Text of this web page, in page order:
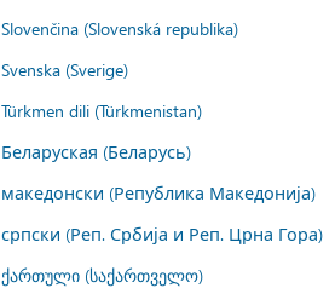
Slovenčina (Slovenská republika)
Svenska (Sverige)
Türkmen dili (Türkmenistan)
Беларуская (Беларусь)
македонски (Република Македонија)
српски (Реп. Србија и Реп. Црна Гора)
ქართული (საქართველო)